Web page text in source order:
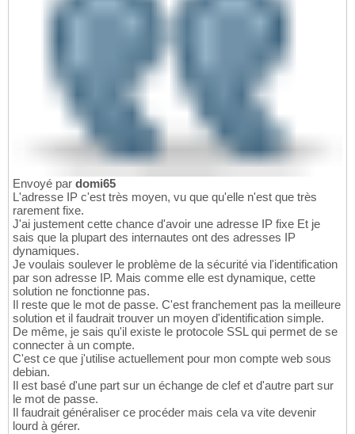
Envoyé par domi65
L'adresse IP c'est très moyen, vu que qu'elle n'est que très
rarement fixe.
J'ai justement cette chance d'avoir une adresse IP fixe Et je
sais que la plupart des internautes ont des adresses IP
dynamiques.
Je voulais soulever le problème de la sécurité via l'identification
par son adresse IP. Mais comme elle est dynamique, cette
solution ne fonctionne pas.
Il reste que le mot de passe. C'est franchement pas la meilleure
solution et il faudrait trouver un moyen d'identification simple.
De même, je sais qu'il existe le protocole SSL qui permet de se
connecter à un compte.
C'est ce que j'utilise actuellement pour mon compte web sous
debian.
Il est basé d'une part sur un échange de clef et d'autre part sur
le mot de passe.
Il faudrait généraliser ce procéder mais cela va vite devenir
lourd à gérer.